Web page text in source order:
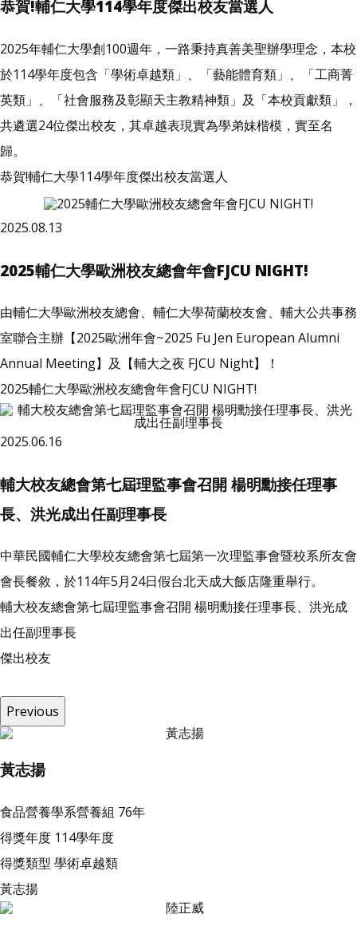
恭賀!輔仁大學114學年度傑出校友當選人
2025年輔仁大學創100週年，一路秉持真善美聖辦學理念，本校
於114學年度包含「學術卓越類」、「藝能體育類」、「工商菁
英類」、「社會服務及彰顯天主教精神類」及「本校貢獻類」，
共遴選24位傑出校友，其卓越表現實為學弟妹楷模，實至名
歸。
恭賀!輔仁大學114學年度傑出校友當選人
2025.08.13
2025輔仁大學歐洲校友總會年會FJCU NIGHT!
由輔仁大學歐洲校友總會、輔仁大學荷蘭校友會、輔大公共事務
室聯合主辦【2025歐洲年會~2025 Fu Jen European Alumni
Annual Meeting】及【輔大之夜 FJCU Night】！
2025輔仁大學歐洲校友總會年會FJCU NIGHT!
2025.06.16
輔大校友總會第七屆理監事會召開 楊明勳接任理事
長、洪光成出任副理事長
中華民國輔仁大學校友總會第七屆第一次理監事會暨校系所友會
會長餐敘，於114年5月24日假台北天成大飯店隆重舉行。
輔大校友總會第七屆理監事會召開 楊明勳接任理事長、洪光成
出任副理事長
傑出校友
Previous
黃志揚
食品營養學系營養組 76年
得獎年度 114學年度
得獎類型 學術卓越類
黃志揚